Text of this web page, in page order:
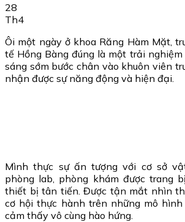
28
Th4
Ôi một ngày ở khoa Răng Hàm Mặt,
tế Hồng Bàng đúng là một trải nghiệm
sáng sớm bước chân vào khuôn viên
nhận được sự năng động và hiện đại.
Mình thực sự ấn tượng với cơ sở
phòng lab, phòng khám được trang
thiết bị tân tiến. Được tận mắt nhìn
cơ hội thực hành trên những mô
cảm thấy vô cùng hào hứng.